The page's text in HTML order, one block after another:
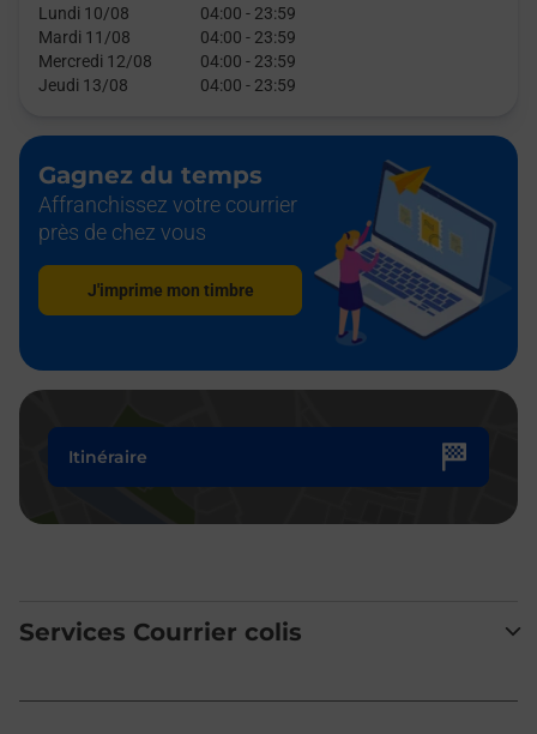
Lundi 10/08
04:00 - 23:59
Mardi 11/08
04:00 - 23:59
Mercredi 12/08
04:00 - 23:59
Jeudi 13/08
04:00 - 23:59
Gagnez du temps
Affranchissez votre courrier
près de chez vous
J'imprime mon timbre
Itinéraire
Services Courrier colis